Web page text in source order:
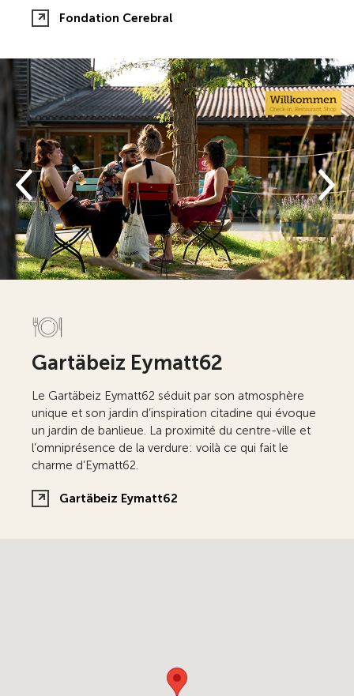
Fondation Cerebral
Gartäbeiz Eymatt62
Le Gartäbeiz Eymatt62 séduit par son atmosphère
unique et son jardin d’inspiration citadine qui évoque
un jardin de banlieue. La proximité du centre-ville et
l’omniprésence de la verdure: voilà ce qui fait le
charme d’Eymatt62.
Gartäbeiz Eymatt62